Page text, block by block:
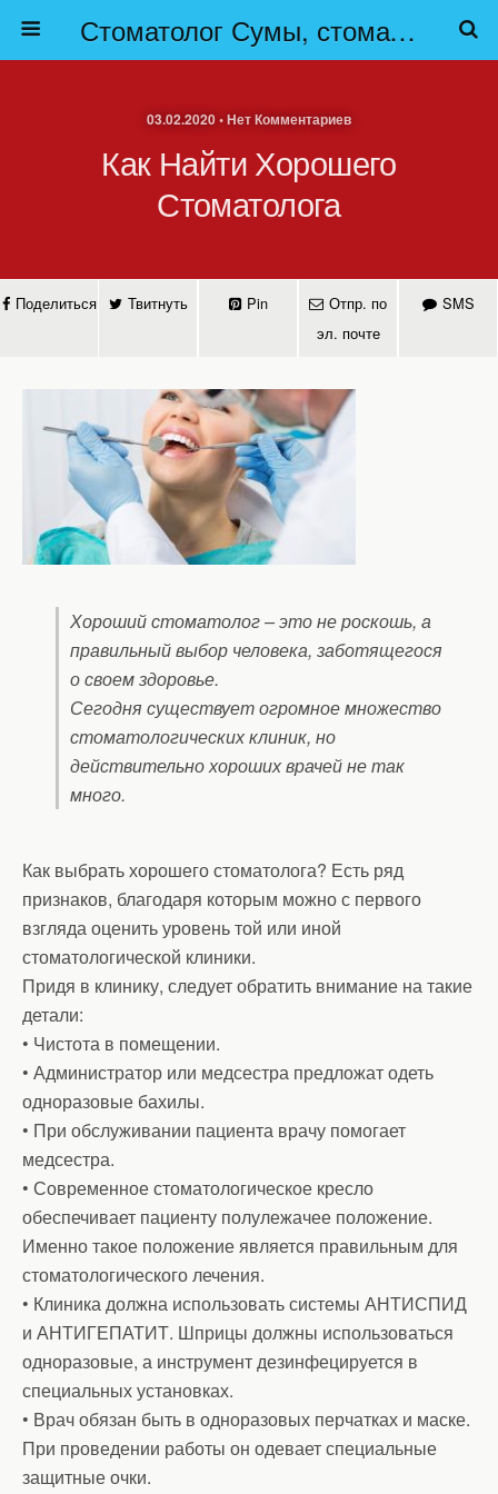
Стоматолог Сумы, стоматологические клиники Сумы, детская стоматология в Сумах. | Частная стоматология Сумы
03.02.2020 • Нет Комментариев
Как Найти Хорошего
Стоматолога
Поделиться Твитнуть Pin
Отпр. по
эл. почте
SMS
Хороший стоматолог – это не роскошь, а
правильный выбор человека, заботящегося
о своем здоровье.
Сегодня существует огромное множество
стоматологических клиник, но
действительно хороших врачей не так
много.
Как выбрать хорошего стоматолога? Есть ряд
признаков, благодаря которым можно с первого
взгляда оценить уровень той или иной
стоматологической клиники.
Придя в клинику, следует обратить внимание на такие
детали:
• Чистота в помещении.
• Администратор или медсестра предложат одеть
одноразовые бахилы.
• При обслуживании пациента врачу помогает
медсестра.
• Современное стоматологическое кресло
обеспечивает пациенту полулежачее положение.
Именно такое положение является правильным для
стоматологического лечения.
• Клиника должна использовать системы АНТИСПИД
и АНТИГЕПАТИТ. Шприцы должны использоваться
одноразовые, а инструмент дезинфецируется в
специальных установках.
• Врач обязан быть в одноразовых перчатках и маске.
При проведении работы он одевает специальные
защитные очки.